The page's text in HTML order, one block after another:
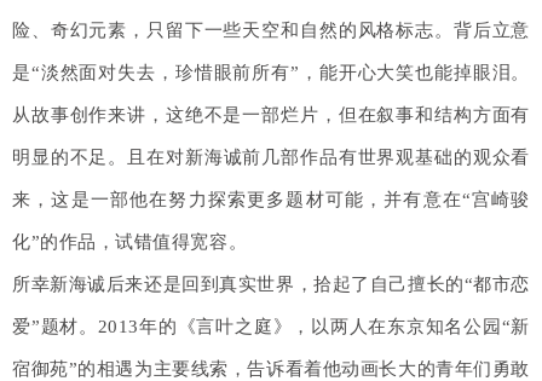
险、奇幻元素，只留下一些天空和自然的风格标志。 背后立意
是“淡然面对失去，珍惜眼前所有”，能开心大笑也能掉眼泪。
从故事创作来讲，这绝不是一部烂片，但在叙事和结构方面有
明显的不足。 且在对新海诚前几部作品有世界观基础的观众看
来，这是一部他在努力探索更多题材可能，并有意在“宫崎骏
化”的作品，试错值得宽容。
所幸新海诚后来还是回到真实世界，拾起了自己擅长的“都市恋
爱”题材。2013年的《言叶之庭》，以两人在东京知名公园“新
宿御苑”的相遇为主要线索，告诉看着他动画长大的青年们勇敢